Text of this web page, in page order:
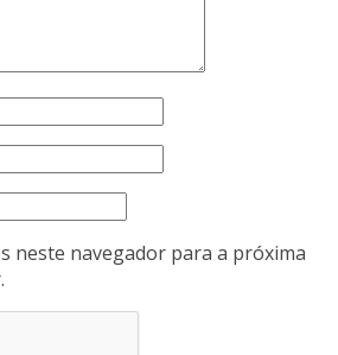
neste navegador para a próxima